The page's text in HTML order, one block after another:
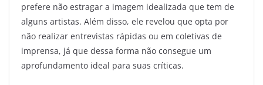
prefere não estragar a imagem idealizada que tem de
alguns artistas. Além disso, ele revelou que opta por
não realizar entrevistas rápidas ou em coletivas de
imprensa, já que dessa forma não consegue um
aprofundamento ideal para suas críticas.